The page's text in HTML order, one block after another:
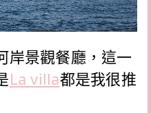
岸景觀餐廳，這一
La villa都是我很推